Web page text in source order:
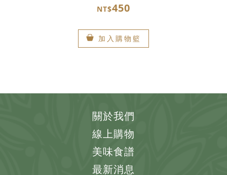
NT$450
加入購物籃
關於我們
線上購物
美味食譜
最新消息